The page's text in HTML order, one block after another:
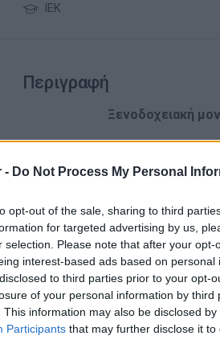
- Do Not Process My Personal
opt-out of the sale, sharing to third
for targeted advertising by us,
selection. Please note that after your
interest-based ads based on
to third parties prior to your opt-
of your personal information by third
This information may also be disclosed
Participants that may further disclose it to
ΙΕΚ
Περιγραφή
Ξενοδοχειακή
προσοχή :
Απαραίτητα Προσόντα
Καλή γνώση της αγγλικής
Προϋπηρεσία σε ανάλογη
Ομαδικότητα στην εργασία